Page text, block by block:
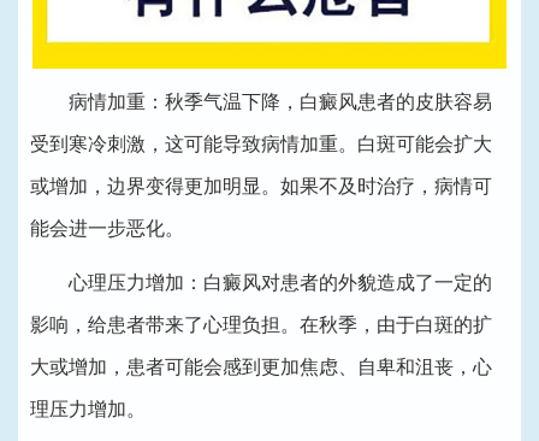
病情加重：秋季气温下降，白癜风患者的皮肤容易
受到寒冷刺激，这可能导致病情加重。白斑可能会扩大
或增加，边界变得更加明显。如果不及时治疗，病情可
能会进一步恶化。
心理压力增加：白癜风对患者的外貌造成了一定的
影响，给患者带来了心理负担。在秋季，由于白斑的扩
大或增加，患者可能会感到更加焦虑、自卑和沮丧，心
理压力增加。